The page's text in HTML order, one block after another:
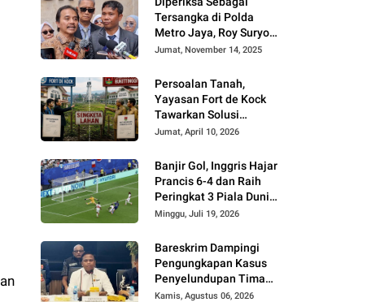
Tersangka di Polda
Metro Jaya, Roy Suryo
Cs Tidak Ditahan
Jumat, November 14, 2025
Persoalan Tanah,
Yayasan Fort de Kock
Tawarkan Solusi
Alternatif Kepada
Jumat, April 10, 2026
Banjir Gol, Inggris Hajar
Prancis 6-4 dan Raih
Peringkat 3 Piala Dunia
2026
Minggu, Juli 19, 2026
Bareskrim Dampingi
Pengungkapan Kasus
Penyelundupan Timah
dari Babel ke Malaysia
Kamis, Agustus 06, 2026